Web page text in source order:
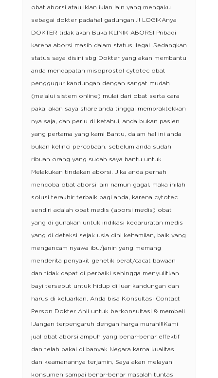
obat aborsi atau iklan iklan lain yang mengaku
sebagai dokter padahal gadungan..!! LOGIKAnya
DOKTER tidak akan Buka KLINIK ABORSI Pribadi
karena aborsi masih dalam status ilegal. Sedangkan
status saya disini sbg Dokter yang akan membantu
anda mendapatan misoprostol cytotec obat
penggugur kandungan dengan sangat mudah
(melalui sistem online) mulai dari obat serta cara
pakai akan saya share,anda tinggal mempraktekkan
nya saja, dan perlu di ketahui, anda bukan pasien
yang pertama yang kami Bantu, dalam hal ini anda
bukan kelinci percobaan, sebelum anda sudah
ribuan orang yang sudah saya bantu untuk
Melakukan tindakan aborsi. Jika anda pernah
mencoba obat aborsi lain namun gagal, maka inilah
solusi terakhir terbaik bagi anda, karena cytotec
sendiri adalah obat medis (aborsi medis) obat
yang di gunakan untuk indikasi kedaruratan medis
yang di deteksi sejak usia dini kehamilan, baik yang
mengancam nyawa ibu/janin yang memang
menderita penyakit genetik berat/cacat bawaan
dan tidak dapat di perbaiki sehingga menyulitkan
bayi tersebut untuk hidup di luar kandungan dan
harus di keluarkan. Anda bisa Konsultasi Contact
Person Dokter Ahli untuk berkonsultasi & membeli
!Jangan terpengaruh dengan harga murah!!!Kami
jual obat aborsi ampuh yang benar-benar effektif
dan telah pakai di banyak Negara karna kualitas
dan keamanannya terjamin, Saya akan melayani
konsumen sampai benar-benar masalah tuntas